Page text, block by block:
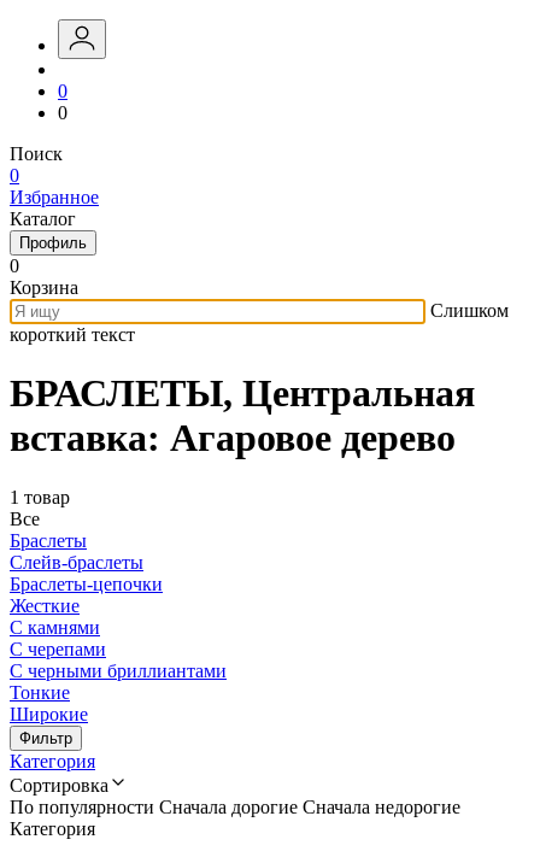
0
0
Поиск
0
Избранное
Каталог
Профиль
0
Корзина
Слишком
короткий текст
БРАСЛЕТЫ, Центральная
вставка: Агаровое дерево
1 товар
Все
Браслеты
Слейв-браслеты
Браслеты-цепочки
Жесткие
С камнями
С черепами
С черными бриллиантами
Тонкие
Широкие
Фильтр
Категория
Сортировка
По популярности Сначала дорогие Сначала недорогие
Категория